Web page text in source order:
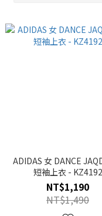
ADIDAS 女 DANCE
短袖上衣 - KZ4192
NT$1,190
NT$1,490